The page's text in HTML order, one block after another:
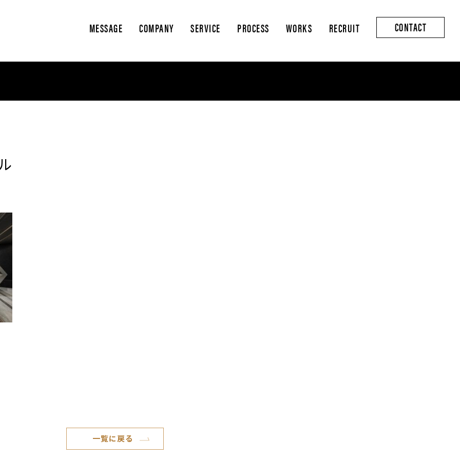
MESSAGE COMPANY SERVICE PROCESS WORKS RECRUIT CONTACT
一覧に戻る